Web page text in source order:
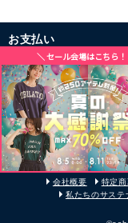
お支払い
配送・送料
お買い物について
その他
会社概要 特定
私たちのサステ